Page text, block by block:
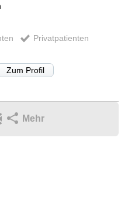
Privatpatienten
Zum Profil
Mehr